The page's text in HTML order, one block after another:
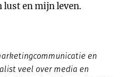
lust en mijn leven.
en
veel over media en